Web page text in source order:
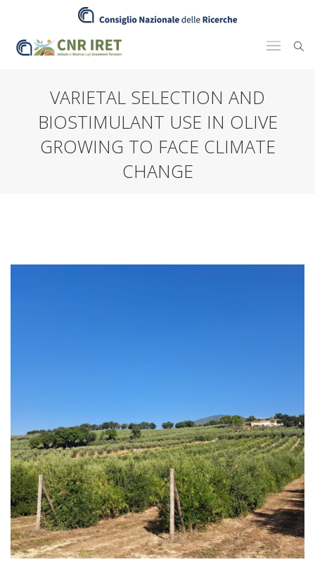
VARIETAL SELECTION AND
BIOSTIMULANT USE IN OLIVE
GROWING TO FACE CLIMATE
CHANGE